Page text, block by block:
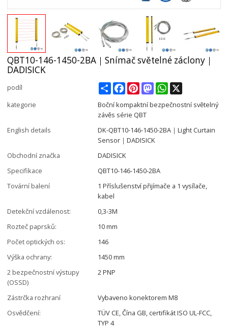
QBT10-146-1450-2BA｜Snímač světelné záclony｜
DADISICK
podíl ShareFacebookPinterestMastodonWhatsApp
kategorie
Boční kompaktní bezpečnostní světelný
závěs série QBT
English details
DK-QBT10-146-1450-2BA｜Light Curtain
Sensor｜DADISICK
Obchodní značka
DADISICK
Specifikace
QBT10-146-1450-2BA
Tovární balení
1 Příslušenství přijímače a 1 vysílače,
kabel
Detekční vzdálenost:
0,3-3M
Rozteč paprsků:
10 mm
Počet optických os:
146
Výška ochrany:
1450 mm
2 bezpečnostní výstupy
(OSSD)
2 PNP
Zástrčka rozhraní
Vybaveno konektorem M8
Osvědčení:
TÜV CE, Čína GB, certifikát ISO UL-FCC,
TYP 4